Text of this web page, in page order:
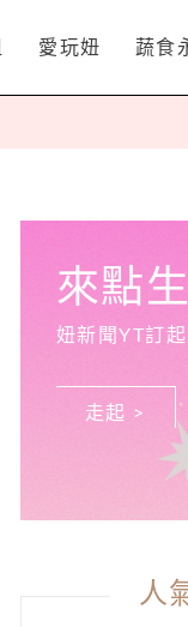
愛玩妞 蔬食
來點
妞新聞YT訂
走起 >
人